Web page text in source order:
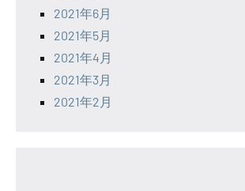
2021年6月
2021年5月
2021年4月
2021年3月
2021年2月